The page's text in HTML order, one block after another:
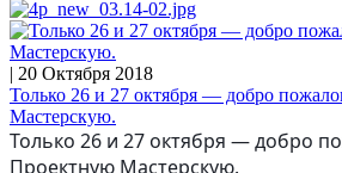
| 20 Октября 2018
Только 26 и 27 октября — добро
Мастерскую.
Только 26 и 27 октября — добро
Проектную Мастерскую.